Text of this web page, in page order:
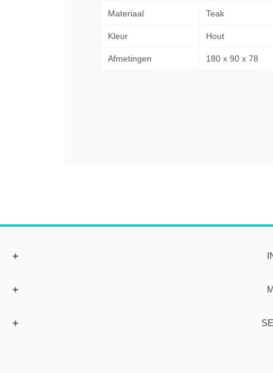
Materiaal Teak
Kleur Hout
Afmetingen 180 x 90 x 78